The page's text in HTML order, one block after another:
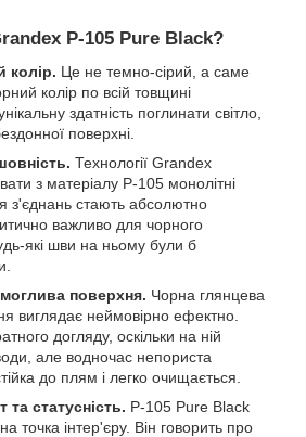
P-105 Pure Black?
колір. Це не темно-сірий, а саме
колір по всій товщині
здатність поглинати світло,
поверхні.
Технології Grandex
з матеріалу P-105 монолітні
з'єднань стають абсолютно
важливо для чорного
які шви на ньому були б
поверхня. Чорна глянцева
виглядає неймовірно ефектно.
догляду, оскільки на ній
але водночас непориста
до плям і легко очищається.
статусність. P-105 Pure Black
точка інтер'єру. Він говорить про